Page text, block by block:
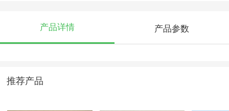
产品详情 产品参数
推荐产品